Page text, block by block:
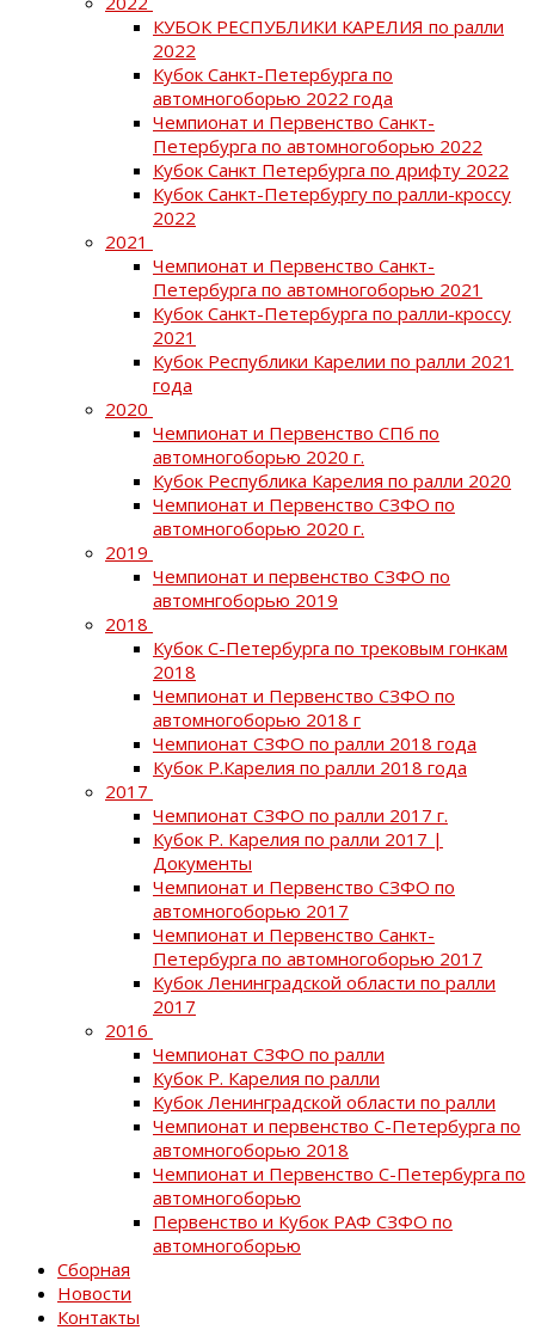
КУБОК РЕСПУБЛИКИ КАРЕЛИЯ по ралли
2022
Кубок Санкт-Петербурга по
автомногоборью 2022 года
Чемпионат и Первенство Санкт-
Петербурга по автомногоборью 2022
Кубок Санкт Петербурга по дрифту 2022
Кубок Санкт-Петербургу по ралли-кроссу
2022
2021
Чемпионат и Первенство Санкт-
Петербурга по автомногоборью 2021
Кубок Санкт-Петербурга по ралли-кроссу
2021
Кубок Республики Карелии по ралли 2021
года
2020
Чемпионат и Первенство СПб по
автомногоборью 2020 г.
Кубок Республика Карелия по ралли 2020
Чемпионат и Первенство СЗФО по
автомногоборью 2020 г.
2019
Чемпионат и первенство СЗФО по
автомнгоборью 2019
2018
Кубок С-Петербурга по трековым гонкам
2018
Чемпионат и Первенство СЗФО по
автомногоборью 2018 г
Чемпионат СЗФО по ралли 2018 года
Кубок Р.Карелия по ралли 2018 года
2017
Чемпионат СЗФО по ралли 2017 г.
Кубок Р. Карелия по ралли 2017 |
Документы
Чемпионат и Первенство СЗФО по
автомногоборью 2017
Чемпионат и Первенство Санкт-
Петербурга по автомногоборью 2017
Кубок Ленинградской области по ралли
2017
2016
Чемпионат СЗФО по ралли
Кубок Р. Карелия по ралли
Кубок Ленинградской области по ралли
Чемпионат и первенство С-Петербурга по
автомногоборью 2018
Чемпионат и Первенство С-Петербурга по
автомногоборью
Первенство и Кубок РАФ СЗФО по
автомногоборью
Сборная
Новости
Контакты